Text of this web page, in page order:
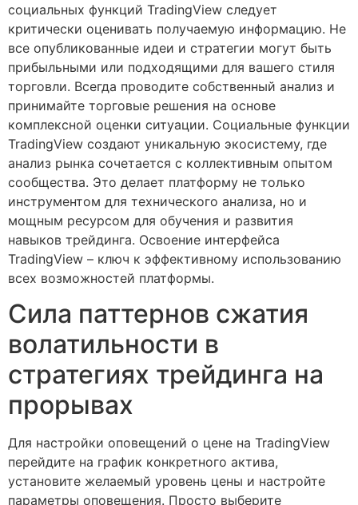
социальных функций TradingView следует
критически оценивать получаемую информацию. Не
все опубликованные идеи и стратегии могут быть
прибыльными или подходящими для вашего стиля
торговли. Всегда проводите собственный анализ и
принимайте торговые решения на основе
комплексной оценки ситуации. Социальные функции
TradingView создают уникальную экосистему, где
анализ рынка сочетается с коллективным опытом
сообщества. Это делает платформу не только
инструментом для технического анализа, но и
мощным ресурсом для обучения и развития
навыков трейдинга. Освоение интерфейса
TradingView – ключ к эффективному использованию
всех возможностей платформы.
Сила паттернов сжатия
волатильности в
стратегиях трейдинга на
прорывах
Для настройки оповещений о цене на TradingView
перейдите на график конкретного актива,
установите желаемый уровень цены и настройте
параметры оповещения. Просто выберите